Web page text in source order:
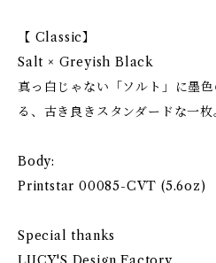
【 Classic】
Salt × Greyish Black
真っ白じゃない「ソルト」に墨
る、古き良きスタンダードな一枚
Body:
Printstar 00085-CVT (5.6oz)
Special thanks